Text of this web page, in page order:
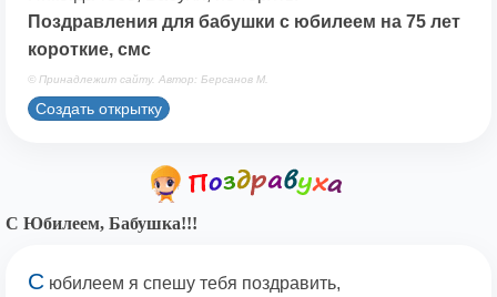
Поздравления для бабушки с юбилеем на 75 лет
короткие, смс
© Принадлежит сайту. Автор: Берсанов М.
Создать открытку
С Юбилеем, Бабушка!!!
С юбилеем я спешу тебя поздравить,